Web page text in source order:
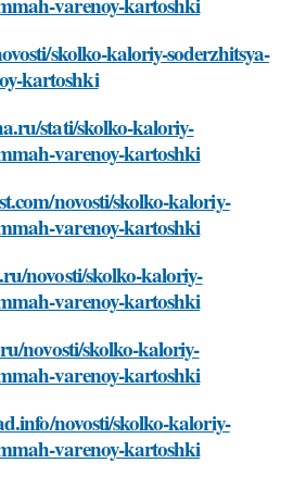
skolko-kaloriy-soderzhitsya-
kartoshki
stati/skolko-kaloriy-
varenoy-kartoshki
novosti/skolko-kaloriy-
varenoy-kartoshki
novosti/skolko-kaloriy-
varenoy-kartoshki
novosti/skolko-kaloriy-
varenoy-kartoshki
novosti/skolko-kaloriy-
varenoy-kartoshki